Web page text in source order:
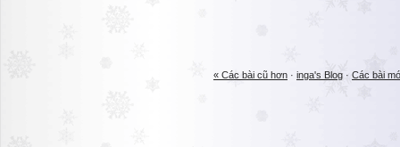
« Các bài cũ hơn · inga's Blog · Các bài